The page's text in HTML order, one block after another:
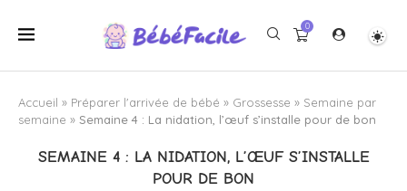
0
Accueil » Préparer l'arrivée de bébé » Grossesse » Semaine par
semaine » Semaine 4 : La nidation, l’œuf s’installe pour de bon
SEMAINE 4 : LA NIDATION, L’ŒUF S’INSTALLE
POUR DE BON